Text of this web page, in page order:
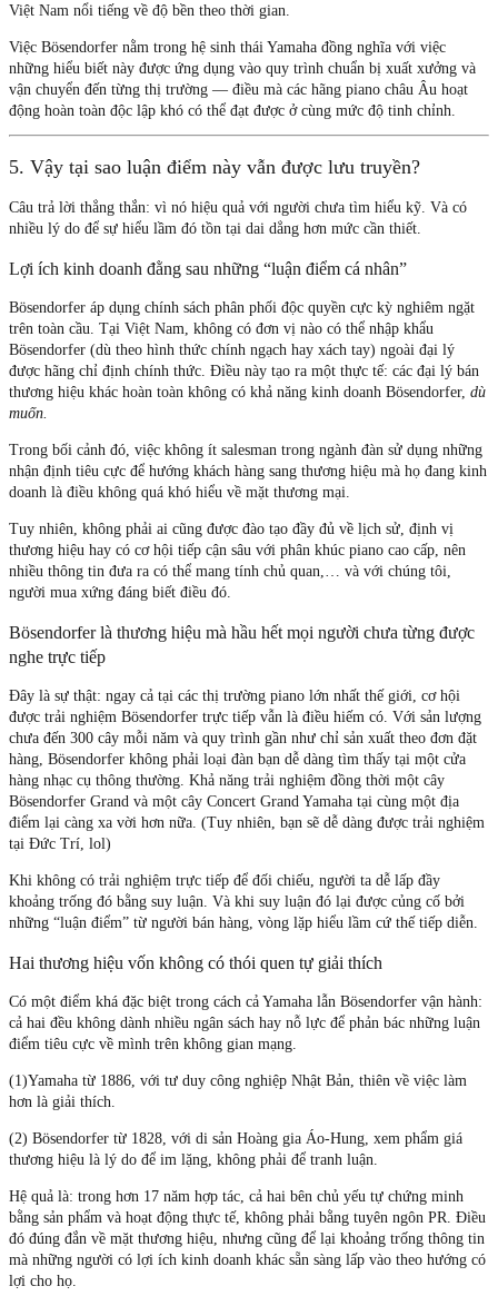
Việt Nam nổi tiếng về độ bền theo thời gian.
Việc Bösendorfer nằm trong hệ sinh thái Yamaha đồng nghĩa với việc
những hiểu biết này được ứng dụng vào quy trình chuẩn bị xuất xưởng và
vận chuyển đến từng thị trường — điều mà các hãng piano châu Âu hoạt
động hoàn toàn độc lập khó có thể đạt được ở cùng mức độ tinh chỉnh.
5. Vậy tại sao luận điểm này vẫn được lưu truyền?
Câu trả lời thẳng thắn: vì nó hiệu quả với người chưa tìm hiểu kỹ. Và có
nhiều lý do để sự hiểu lầm đó tồn tại dai dẳng hơn mức cần thiết.
Lợi ích kinh doanh đằng sau những “luận điểm cá nhân”
Bösendorfer áp dụng chính sách phân phối độc quyền cực kỳ nghiêm ngặt
trên toàn cầu. Tại Việt Nam, không có đơn vị nào có thể nhập khẩu
Bösendorfer (dù theo hình thức chính ngạch hay xách tay) ngoài đại lý
được hãng chỉ định chính thức. Điều này tạo ra một thực tế: các đại lý bán
thương hiệu khác hoàn toàn không có khả năng kinh doanh Bösendorfer, dù
muốn.
Trong bối cảnh đó, việc không ít salesman trong ngành đàn sử dụng những
nhận định tiêu cực để hướng khách hàng sang thương hiệu mà họ đang kinh
doanh là điều không quá khó hiểu về mặt thương mại.
Tuy nhiên, không phải ai cũng được đào tạo đầy đủ về lịch sử, định vị
thương hiệu hay có cơ hội tiếp cận sâu với phân khúc piano cao cấp, nên
nhiều thông tin đưa ra có thể mang tính chủ quan,… và với chúng tôi,
người mua xứng đáng biết điều đó.
Bösendorfer là thương hiệu mà hầu hết mọi người chưa từng được
nghe trực tiếp
Đây là sự thật: ngay cả tại các thị trường piano lớn nhất thế giới, cơ hội
được trải nghiệm Bösendorfer trực tiếp vẫn là điều hiếm có. Với sản lượng
chưa đến 300 cây mỗi năm và quy trình gần như chỉ sản xuất theo đơn đặt
hàng, Bösendorfer không phải loại đàn bạn dễ dàng tìm thấy tại một cửa
hàng nhạc cụ thông thường. Khả năng trải nghiệm đồng thời một cây
Bösendorfer Grand và một cây Concert Grand Yamaha tại cùng một địa
điểm lại càng xa vời hơn nữa. (Tuy nhiên, bạn sẽ dễ dàng được trải nghiệm
tại Đức Trí, lol)
Khi không có trải nghiệm trực tiếp để đối chiếu, người ta dễ lấp đầy
khoảng trống đó bằng suy luận. Và khi suy luận đó lại được củng cố bởi
những “luận điểm” từ người bán hàng, vòng lặp hiểu lầm cứ thế tiếp diễn.
Hai thương hiệu vốn không có thói quen tự giải thích
Có một điểm khá đặc biệt trong cách cả Yamaha lẫn Bösendorfer vận hành:
cả hai đều không dành nhiều ngân sách hay nỗ lực để phản bác những luận
điểm tiêu cực về mình trên không gian mạng.
(1)Yamaha từ 1886, với tư duy công nghiệp Nhật Bản, thiên về việc làm
hơn là giải thích.
(2) Bösendorfer từ 1828, với di sản Hoàng gia Áo-Hung, xem phẩm giá
thương hiệu là lý do để im lặng, không phải để tranh luận.
Hệ quả là: trong hơn 17 năm hợp tác, cả hai bên chủ yếu tự chứng minh
bằng sản phẩm và hoạt động thực tế, không phải bằng tuyên ngôn PR. Điều
đó đúng đắn về mặt thương hiệu, nhưng cũng để lại khoảng trống thông tin
mà những người có lợi ích kinh doanh khác sẵn sàng lấp vào theo hướng có
lợi cho họ.